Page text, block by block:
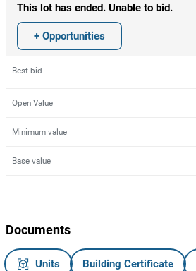
This lot has ended. Unable to bid.
+ Opportunities
Best bid
Open Value
Minimum value
Base value
Documents
Units Building Certificate